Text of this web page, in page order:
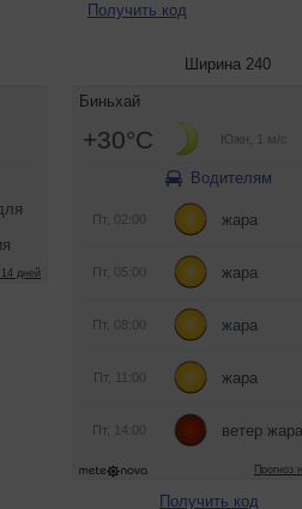
Получить код
Ширина 240
Получить код